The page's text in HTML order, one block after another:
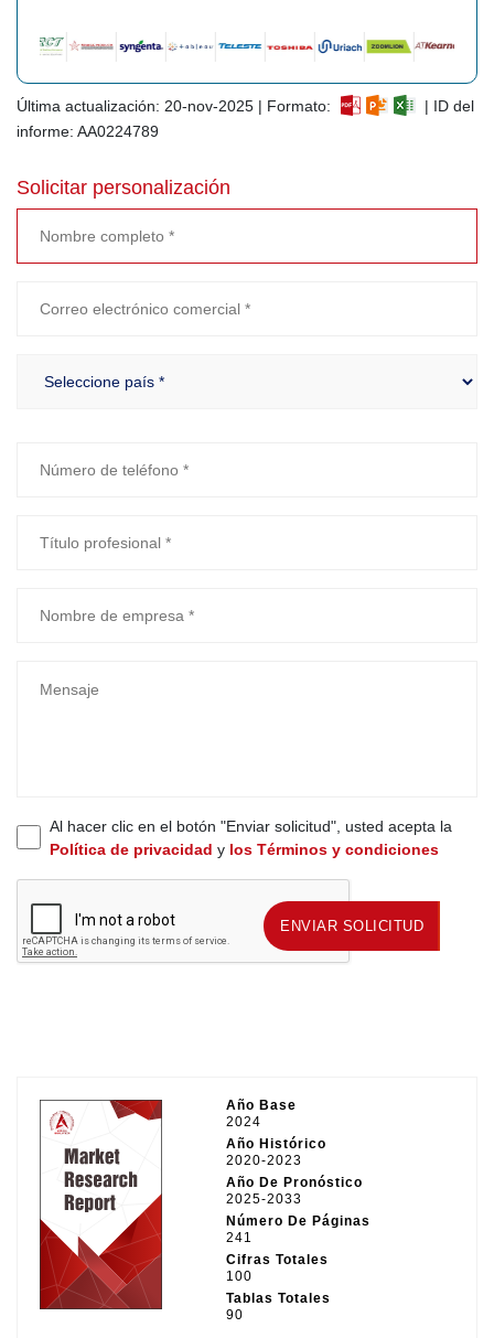
Última actualización: 20-nov-2025 | Formato:
| ID del
informe: AA0224789
Solicitar personalización
Al hacer clic en el botón "Enviar solicitud", usted acepta la
Política de privacidad y los Términos y condiciones
ENVIAR SOLICITUD ENVIAR SOLICITUD
Año Base
2024
Año Histórico
2020-2023
Año De Pronóstico
2025-2033
Número De Páginas
241
Cifras Totales
100
Tablas Totales
90